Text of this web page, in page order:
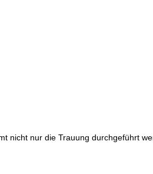
nicht nur die Trauung durchgeführt